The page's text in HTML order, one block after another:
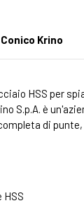
Krino
HSS per
S.p.A. è
di